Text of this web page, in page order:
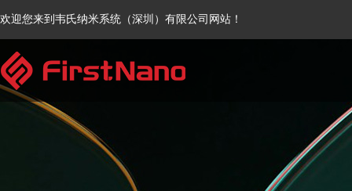
欢迎您来到韦氏纳米系统（深圳）有限公司网站！